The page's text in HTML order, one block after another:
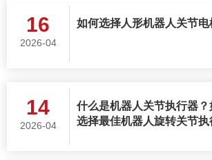
以获取具体尺寸要求的信息。
16
2026-04
如何选择人形机器人关节电
14
2026-04
什么是机器人关节执行器？
选择最佳机器人旋转关节执